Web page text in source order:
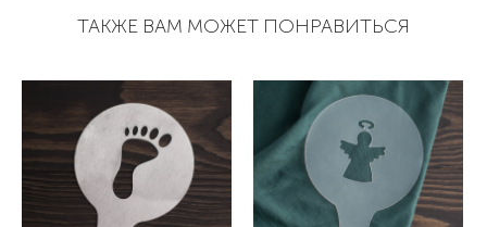
ТАКЖЕ ВАМ МОЖЕТ ПОНРАВИТЬСЯ